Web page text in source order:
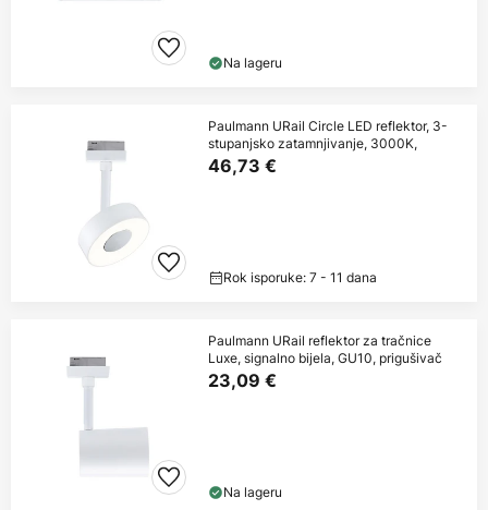
Na lageru
Paulmann URail Circle LED reflektor, 3-
stupanjsko zatamnjivanje, 3000K,
46,73 €
Rok isporuke: 7 - 11 dana
Paulmann URail reflektor za tračnice
Luxe, signalno bijela, GU10, prigušivač
23,09 €
Na lageru